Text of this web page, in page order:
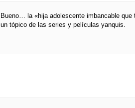
Bueno… la «hija adolescente imbancable
un tópico de las series y películas yanquis.